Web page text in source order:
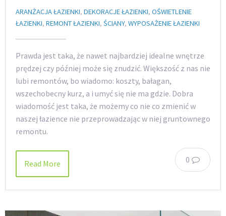
ARANŻACJA ŁAZIENKI, DEKORACJE ŁAZIENKI, OŚWIETLENIE
ŁAZIENKI, REMONT ŁAZIENKI, ŚCIANY, WYPOSAŻENIE ŁAZIENKI
Prawda jest taka, że nawet najbardziej idealne wnętrze
prędzej czy później może się znudzić. Większość z nas nie
lubi remontów, bo wiadomo: koszty, bałagan,
wszechobecny kurz, a i umyć się nie ma gdzie. Dobra
wiadomość jest taka, że możemy co nie co zmienić w
naszej łazience nie przeprowadzając w niej gruntownego
remontu.
0
Read More